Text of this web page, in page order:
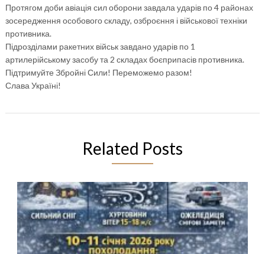
Протягом доби авіація сил оборони завдала ударів по 4 районах
зосередження особового складу, озброєння і військової техніки
противника.
Підрозділами ракетних військ завдано ударів по 1
артилерійському засобу та 2 складах боєприпасів противника.
Підтримуйте Збройні Сили! Переможемо разом!
Слава Україні!
Related Posts